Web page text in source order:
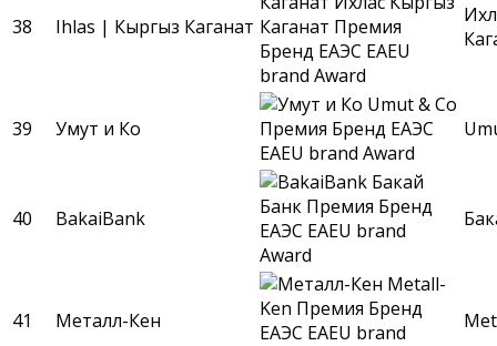
38 Ihlas | Кыргыз Каганат
39 Умут и Ко
40 BakaiBank
41 Металл-Кен